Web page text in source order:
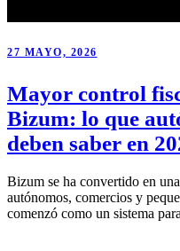
27 MAYO, 2026
Mayor control
Bizum: lo que
deben saber en
Bizum se ha convertido en
autónomos, comercios y
comenzó como un sistema